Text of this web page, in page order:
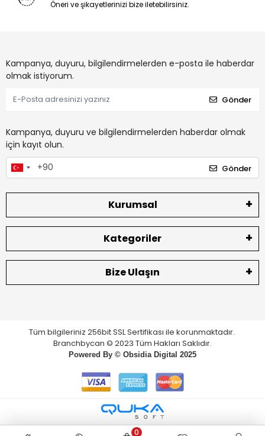
Öneri ve şikayetlerinizi bize iletebilirsiniz.
Kampanya, duyuru, bilgilendirmelerden e-posta ile haberdar
olmak istiyorum.
Gönder
Kampanya, duyuru ve bilgilendirmelerden haberdar olmak
için kayıt olun.
Gönder
Kurumsal
Kategoriler
Bize Ulaşın
Tüm bilgileriniz 256bit SSL Sertifikası ile korunmaktadır.
Branchbycan © 2023 Tüm Hakları Saklıdır.
Powered By © Obsidia Digital 2025
0